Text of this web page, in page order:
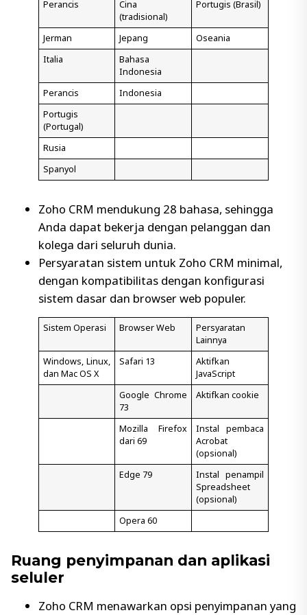
Perancis
Cina
(tradisional)
Portugis (Brasil)
Jerman Jepang
Oseania
Italia
Bahasa
Indonesia
Perancis
Indonesia
Portugis
(Portugal)
Rusia
Spanyol
Zoho CRM mendukung 28 bahasa, sehingga
Anda dapat bekerja dengan pelanggan dan
kolega dari seluruh dunia.
Persyaratan sistem untuk Zoho CRM minimal,
dengan kompatibilitas dengan konfigurasi
sistem dasar dan browser web populer.
Sistem Operasi Browser Web
Persyaratan
Lainnya
Windows, Linux,
dan Mac OS X
Safari 13
Aktifkan
JavaScript
Google Chrome
73
Aktifkan cookie
Mozilla Firefox
dari 69
Instal pembaca
Acrobat
(opsional)
Edge 79
Instal penampil
Spreadsheet
(opsional)
Opera 60
Ruang penyimpanan dan aplikasi
seluler
Zoho CRM menawarkan opsi penyimpanan yang